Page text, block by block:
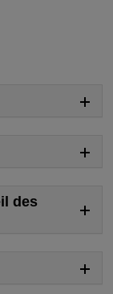
des